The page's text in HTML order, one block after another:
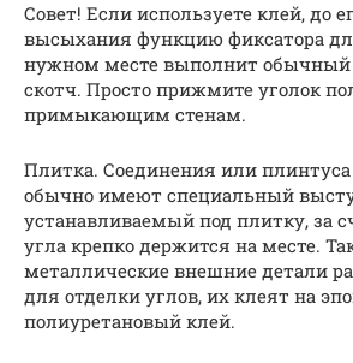
Совет! Если используете клей, до
высыхания функцию фиксатора
нужном месте выполнит
скотч. Просто прижмите уголок
примыкающим стенам.
Плитка. Соединения или
обычно имеют специальный
устанавливаемый под плитку, за
угла крепко держится на месте.
металлические внешние детали
для отделки углов, их клеят на
полиуретановый клей.